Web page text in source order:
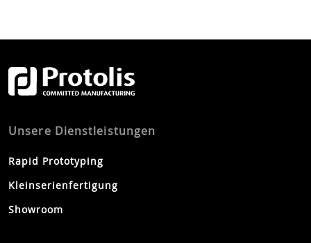
Unsere Dienstleistungen
Rapid Prototyping
Kleinserienfertigung
Showroom